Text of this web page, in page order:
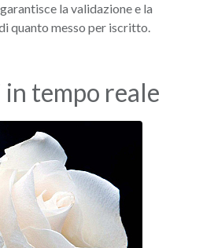
la validazione e la
quanto messo per iscritto.
tempo reale